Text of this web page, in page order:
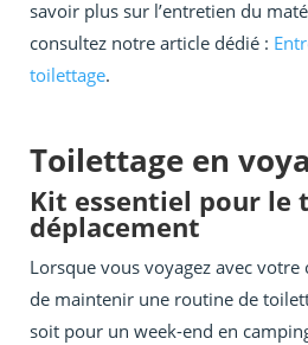
savoir plus sur l’entretien du
consultez notre article dédié :
toilettage.
Toilettage en
Kit essentiel pour le
déplacement
Lorsque vous voyagez avec
de maintenir une routine de
soit pour un week-end en